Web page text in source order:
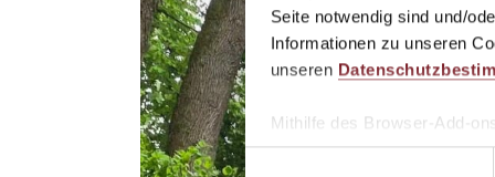
Seite notwendig sind und/
Informationen zu unseren
unseren
Mithilfe des Browser-Add-
Website-Besucher
E